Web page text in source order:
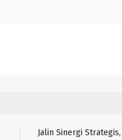
Jalin Sinergi